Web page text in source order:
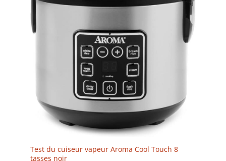
Test du cuiseur vapeur Aroma Cool Touch 8
tasses noir